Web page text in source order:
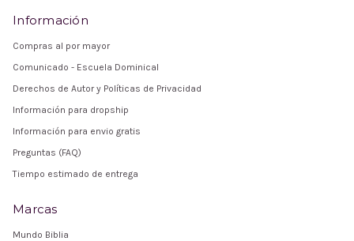
Información
Compras al por mayor
Comunicado - Escuela Dominical
Derechos de Autor y Políticas de Privacidad
Información para dropship
Información para envio gratis
Preguntas (FAQ)
Tiempo estimado de entrega
Marcas
Mundo Biblia